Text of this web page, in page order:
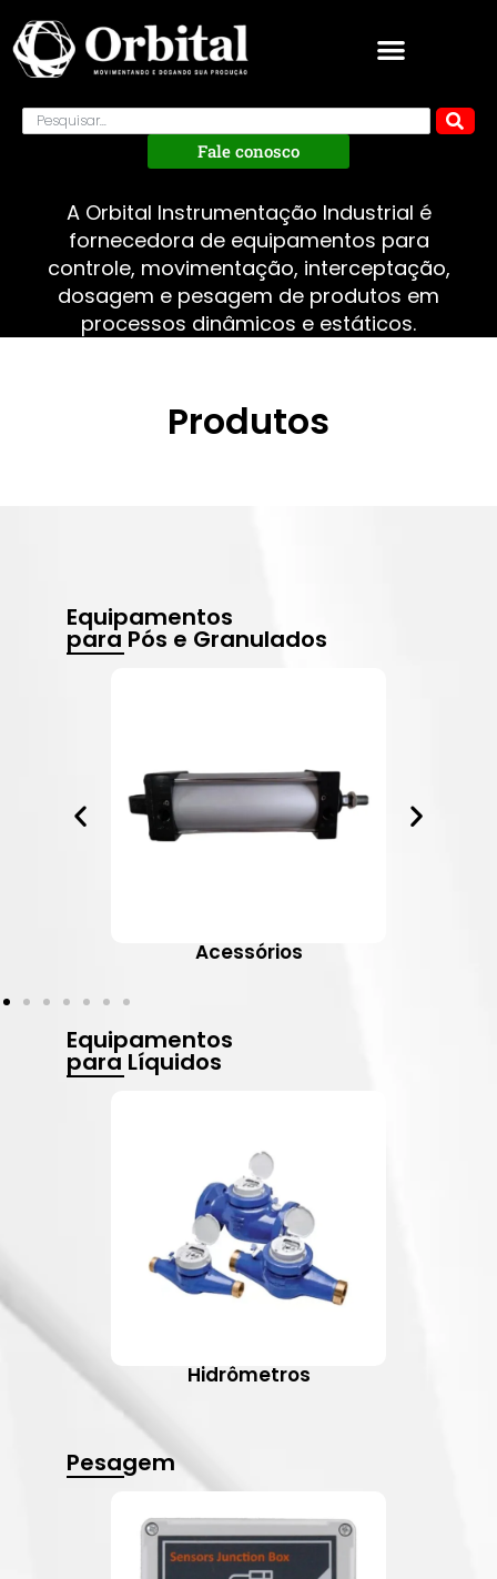
Fale conosco
A Orbital Instrumentação Industrial é
fornecedora de equipamentos para
controle, movimentação, interceptação,
dosagem e pesagem de produtos em
processos dinâmicos e estáticos.
Produtos
Equipamentos
para Pós e Granulados
Acessórios
Equipamentos
para Líquidos
Hidrômetros
Pesagem